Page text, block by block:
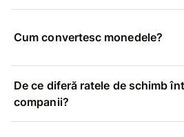
Cum convertesc monedele?
De ce diferă ratele de schimb
companii?